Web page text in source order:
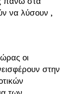
να λύσουν ,
οι
στην